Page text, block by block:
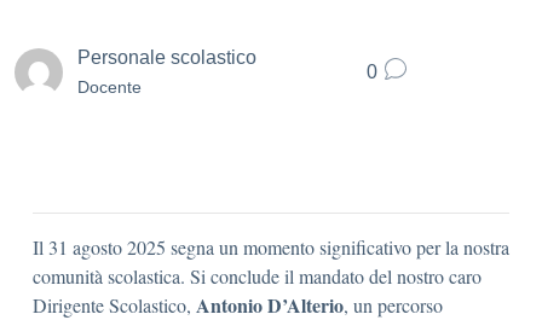
Personale scolastico
Docente
0
Il 31 agosto 2025 segna un momento significativo per la nostra
comunità scolastica. Si conclude il mandato del nostro caro
Dirigente Scolastico, Antonio D’Alterio, un percorso